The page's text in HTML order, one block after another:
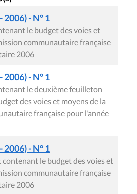
2006) - N° 1
le budget des voies et
communautaire française
2006
2006) - N° 1
le deuxième feuilleton
des voies et moyens de la
française pour l'année
2006) - N° 1
le budget des voies et
communautaire française
2006